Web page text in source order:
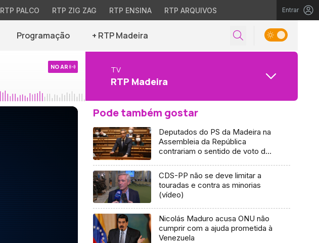
RTP PALCO RTP ZIG ZAG RTP ENSINA RTP ARQUIVOS Entrar
Programação + RTP Madeira
NO AR TV
RTP Madeira
Pode também gostar
Deputados do PS da Madeira na
Assembleia da República
contrariam o sentido de voto do
CDS-PP não se deve limitar a
touradas e contra as minorias
(vídeo)
Nicolás Maduro acusa ONU não
cumprir com a ajuda prometida à
Venezuela